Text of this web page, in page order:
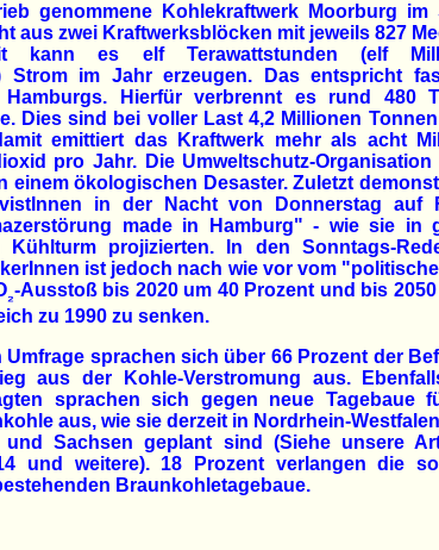
genommene Kohlekraftwerk Moorburg im
aus zwei Kraftwerksblöcken mit jeweils 827
kann es elf Terawattstunden (elf
Strom im Jahr erzeugen. Das entspricht
Hamburgs. Hierfür verbrennt es rund 480
Dies sind bei voller Last 4,2 Millionen
emittiert das Kraftwerk mehr als acht
pro Jahr. Die Umweltschutz-Organisation
einem ökologischen Desaster. Zuletzt
in der Nacht von Donnerstag auf
made in Hamburg" - wie sie in
Kühlturm projizierten. In den Sonntags-
ist jedoch nach wie vor vom
₂-Ausstoß bis 2020 um 40 Prozent und bis
zu 1990 zu senken.
Umfrage sprachen sich über 66 Prozent der
aus der Kohle-Verstromung aus.
sprachen sich gegen neue Tagebaue
aus, wie sie derzeit in Nordrhein-
Sachsen geplant sind (Siehe unsere
und weitere). 18 Prozent verlangen die
Braunkohletagebaue.